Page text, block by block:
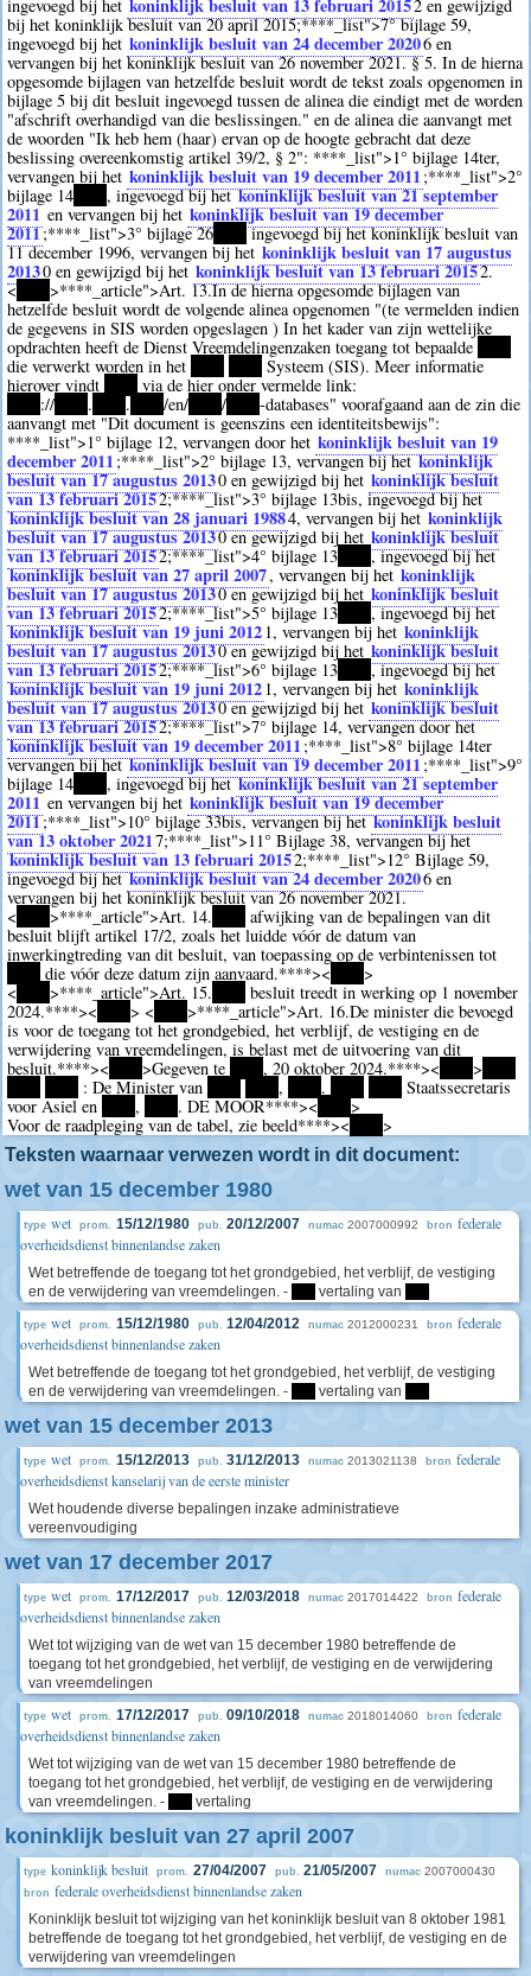
ingevoegd bij hetkoninklijk besluit van 13 februari 20152 en gewijzigd
bij het koninklijk besluit van 20 april 2015;****_list">7° bijlage 59,
ingevoegd bij het koninklijk besluit van 24 december 20206 en
vervangen bij het koninklijk besluit van 26 november 2021. § 5. In de hierna
opgesomde bijlagen van hetzelfde besluit wordt de tekst zoals opgenomen in
bijlage 5 bij dit besluit ingevoegd tussen de alinea die eindigt met de worden
"afschrift overhandigd van die beslissingen." en de alinea die aanvangt met
de woorden "Ik heb hem (haar) ervan op de hoogte gebracht dat deze
beslissing overeenkomstig artikel 39/2, § 2": **** _list">1° bijlage 14ter,
vervangen bij het koninklijk besluit van 19 december 2011;**** _list">2°
bijlage 14 ****, ingevoegd bij hetkoninklijk besluit van 21 september
2011 en vervangen bij het koninklijk besluit van 19 december
2011;**** _list">3° bijlage 26
ingevoegd bij het koninklijk besluit van
11 december 1996, vervangen bij het koninklijk besluit van 17 augustus
20130 en gewijzigd bij het koninklijk besluit van 13 februari 20152.
<
>**** _article">Art. 13.In de hierna opgesomde bijlagen van
hetzelfde besluit wordt de volgende alinea opgenomen "(te vermelden indien
de gegevens in SIS worden opgeslagen ) In het kader van zijn wettelijke
opdrachten heeft de Dienst Vreemdelingenzaken toegang tot bepaalde
die verwerkt worden in het
Systeem (SIS). Meer informatie
hierover vindt
via de hier onder vermelde link:
:// . ****. ****/en/ ****/ ****-databases" voorafgaand aan de zin die
aanvangt met "Dit document is geenszins een identiteitsbewijs":
**** _list">1° bijlage 12, vervangen door het koninklijk besluit van 19
december 2011;**** _list">2° bijlage 13, vervangen bij hetkoninklijk
besluit van 17 augustus 20130 en gewijzigd bij het koninklijk besluit
van 13 februari 20152;****_list">3° bijlage 13bis, ingevoegd bij het
koninklijk besluit van 28 januari 19884, vervangen bij het koninklijk
besluit van 17 augustus 20130en gewijzigd bij het koninklijk besluit
van 13 februari 20152;****_list">4° bijlage 13 ****, ingevoegd bij het
koninklijk besluit van 27 april 2007, vervangen bij het koninklijk
besluit van 17 augustus 20130en gewijzigd bij het koninklijk besluit
van 13 februari 20152;****_list">5° bijlage 13 ****, ingevoegd bij het
koninklijk besluit van 19 juni 2012 1, vervangen bij het koninklijk
besluit van 17 augustus 20130en gewijzigd bij het koninklijk besluit
van 13 februari 20152;****_list">6° bijlage 13 ****, ingevoegd bij het
koninklijk besluit van 19 juni 2012 1, vervangen bij het koninklijk
besluit van 17 augustus 20130en gewijzigd bij het koninklijk besluit
van 13 februari 20152;****_list">7° bijlage 14, vervangen door het
koninklijk besluit van 19 december 2011;**** _list">8° bijlage 14ter
vervangen bij hetkoninklijk besluit van 19 december 2011;**** _list">9°
bijlage 14 ****, ingevoegd bij hetkoninklijk besluit van 21 september
2011 en vervangen bij het koninklijk besluit van 19 december
2011;**** _list">10° bijlage 33bis, vervangen bij hetkoninklijk besluit
van 13 oktober 20217;**** _list">11° Bijlage 38, vervangen bij het
koninklijk besluit van 13 februari 20152;**** _list">12° Bijlage 59,
ingevoegd bij hetkoninklijk besluit van 24 december 20206 en
vervangen bij het koninklijk besluit van 26 november 2021.
<
>**** _article">Art. 14.
afwijking van de bepalingen van dit
besluit blijft artikel 17/2, zoals het luidde vóór de datum van
inwerkingtreding van dit besluit, van toepassing op de verbintenissen tot
die vóór deze datum zijn aanvaard.****><
>
<
>**** _article">Art. 15.
besluit treedt in werking op 1 november
2024.****>< > < >****_article">Art. 16.De minister die bevoegd
is voor de toegang tot het grondgebied, het verblijf, de vestiging en de
verwijdering van vreemdelingen, is belast met de uitvoering van dit
besluit.****>< >Gegeven te ****, 20 oktober 2024.****>< >
: De Minister van **** ****, .
Staatssecretaris
voor Asiel en
****, . DE MOOR****>< ****>
Voor de raadpleging van de tabel, zie beeld****>< >
Teksten waarnaar verwezen wordt in dit document:
wet van 15 december 1980
type wet prom. 15/12/1980 pub. 20/12/2007 numac 2007000992 bron federale
overheidsdienst binnenlandse zaken
Wet betreffende de toegang tot het grondgebied, het verblijf, de vestiging
en de verwijdering van vreemdelingen. -
vertaling van
type wet prom. 15/12/1980 pub. 12/04/2012 numac 2012000231 bron federale
overheidsdienst binnenlandse zaken
Wet betreffende de toegang tot het grondgebied, het verblijf, de vestiging
en de verwijdering van vreemdelingen. -
vertaling van
wet van 15 december 2013
type wet prom. 15/12/2013 pub. 31/12/2013 numac 2013021138 bron federale
overheidsdienst kanselarij van de eerste minister
Wet houdende diverse bepalingen inzake administratieve
vereenvoudiging
wet van 17 december 2017
type wet prom. 17/12/2017 pub. 12/03/2018 numac 2017014422 bron federale
overheidsdienst binnenlandse zaken
Wet tot wijziging van de wet van 15 december 1980 betreffende de
toegang tot het grondgebied, het verblijf, de vestiging en de verwijdering
van vreemdelingen
type wet prom. 17/12/2017 pub. 09/10/2018 numac 2018014060 bron federale
overheidsdienst binnenlandse zaken
Wet tot wijziging van de wet van 15 december 1980 betreffende de
toegang tot het grondgebied, het verblijf, de vestiging en de verwijdering
van vreemdelingen. -
vertaling
koninklijk besluit van 27 april 2007
type koninklijk besluit prom. 27/04/2007 pub. 21/05/2007 numac 2007000430
bron federale overheidsdienst binnenlandse zaken
Koninklijk besluit tot wijziging van het koninklijk besluit van 8 oktober 1981
betreffende de toegang tot het grondgebied, het verblijf, de vestiging en de
verwijdering van vreemdelingen